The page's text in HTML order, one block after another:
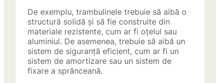
De exemplu, trambulinele trebuie să aibă o
structură solidă și să fie construite din
materiale rezistente, cum ar fi oțelul sau
aluminiul. De asemenea, trebuie să aibă un
sistem de siguranță eficient, cum ar fi un
sistem de amortizare sau un sistem de
fixare a sprânceană.